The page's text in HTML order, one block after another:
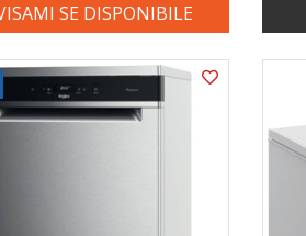
SE DISPONIBILE